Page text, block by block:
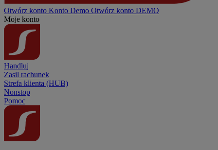
Otwórz konto Konto Demo Otwórz konto DEMO
Moje konto
Handluj
Zasil rachunek
Strefa klienta (HUB)
Nonstop
Pomoc